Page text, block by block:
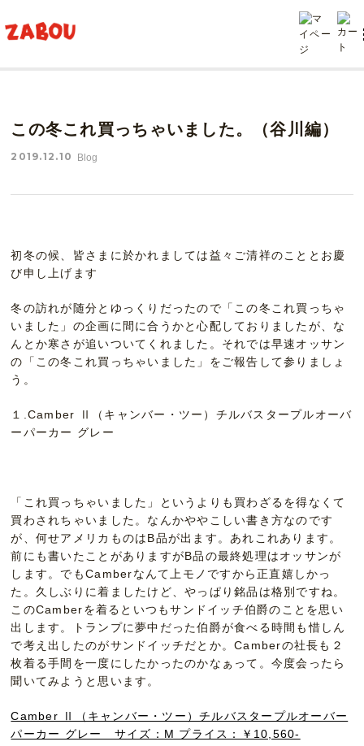
この冬これ買っちゃいました。（谷川編）
この冬これ買っちゃいました。（谷川編）
2019.12.10 Blog
初冬の候、皆さまに於かれましては益々ご清祥のこととお慶
び申し上げます
冬の訪れが随分とゆっくりだったので「この冬これ買っちゃ
いました」の企画に間に合うかと心配しておりましたが、な
んとか寒さが追いついてくれました。それでは早速オッサン
の「この冬これ買っちゃいました」をご報告して参りましょ
う。
１.Camber Ⅱ（キャンバー・ツー）チルバスタープルオーバ
ーパーカー グレー
「これ買っちゃいました」というよりも買わざるを得なくて
買わされちゃいました。なんかややこしい書き方なのです
が、何せアメリカものはB品が出ます。あれこれあります。
前にも書いたことがありますがB品の最終処理はオッサンが
します。でもCamberなんて上モノですから正直嬉しかっ
た。久しぶりに着ましたけど、やっぱり銘品は格別ですね。
このCamberを着るといつもサンドイッチ伯爵のことを思い
出します。トランプに夢中だった伯爵が食べる時間も惜しん
で考え出したのがサンドイッチだとか。Camberの社長も２
枚着る手間を一度にしたかったのかなぁって。今度会ったら
聞いてみようと思います。
Camber Ⅱ（キャンバー・ツー）チルバスタープルオーバー
パーカー グレー サイズ：M プライス：￥10,560-